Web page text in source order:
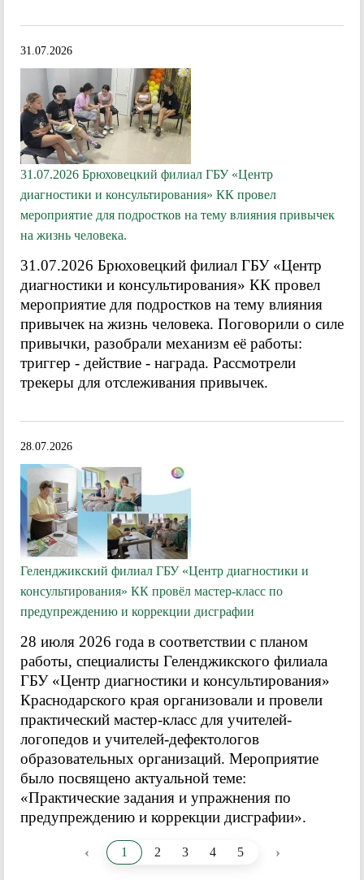
31.07.2026
31.07.2026 Брюховецкий филиал ГБУ «Центр
диагностики и консультирования» КК провел
мероприятие для подростков на тему влияния привычек
на жизнь человека.
31.07.2026 Брюховецкий филиал ГБУ «Центр
диагностики и консультирования» КК провел
мероприятие для подростков на тему влияния
привычек на жизнь человека. Поговорили о силе
привычки, разобрали механизм её работы:
триггер - действие - награда. Рассмотрели
трекеры для отслеживания привычек.
28.07.2026
Геленджикский филиал ГБУ «Центр диагностики и
консультирования» КК провёл мастер-класс по
предупреждению и коррекции дисграфии
28 июля 2026 года в соответствии с планом
работы, специалисты Геленджикского филиала
ГБУ «Центр диагностики и консультирования»
Краснодарского края организовали и провели
практический мастер-класс для учителей-
логопедов и учителей-дефектологов
образовательных организаций. Мероприятие
было посвящено актуальной теме:
«Практические задания и упражнения по
предупреждению и коррекции дисграфии».
‹ 1 2 3 4 5 ›